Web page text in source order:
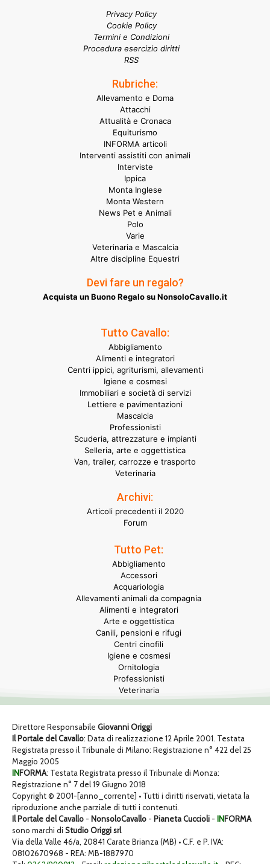
Privacy Policy
Cookie Policy
Termini e Condizioni
Procedura esercizio diritti
RSS
Rubriche:
Allevamento e Doma
Attacchi
Attualità e Cronaca
Equiturismo
INFORMA articoli
Interventi assistiti con animali
Interviste
Ippica
Monta Inglese
Monta Western
News Pet e Animali
Polo
Varie
Veterinaria e Mascalcia
Altre discipline Equestri
Devi fare un regalo?
Acquista un Buono Regalo su NonsoloCavallo.it
Tutto Cavallo:
Abbigliamento
Alimenti e integratori
Centri ippici, agriturismi, allevamenti
Igiene e cosmesi
Immobiliari e società di servizi
Lettiere e pavimentazioni
Mascalcia
Professionisti
Scuderia, attrezzature e impianti
Selleria, arte e oggettistica
Van, trailer, carrozze e trasporto
Veterinaria
Archivi:
Articoli precedenti il 2020
Forum
Tutto Pet:
Abbigliamento
Accessori
Acquariologia
Allevamenti animali da compagnia
Alimenti e integratori
Arte e oggettistica
Canili, pensioni e rifugi
Centri cinofili
Igiene e cosmesi
Ornitologia
Professionisti
Veterinaria
Direttore Responsabile Giovanni Origgi
Il Portale del Cavallo: Data di realizzazione 12 Aprile 2001. Testata
Registrata presso il Tribunale di Milano: Registrazione n° 422 del 25
Maggio 2005
INFORMA: Testata Registrata presso il Tribunale di Monza:
Registrazione n° 7 del 19 Giugno 2018
Copyright © 2001-[anno_corrente] • Tutti i diritti riservati, vietata la
riproduzione anche parziale di tutti i contenuti.
Il Portale del Cavallo - NonsoloCavallo - Pianeta Cuccioli - INFORMA
sono marchi di Studio Origgi srl
Via della Valle 46/a, 20841 Carate Brianza (MB) • C.F. e P. IVA:
08102670968 - REA: MB-1887970